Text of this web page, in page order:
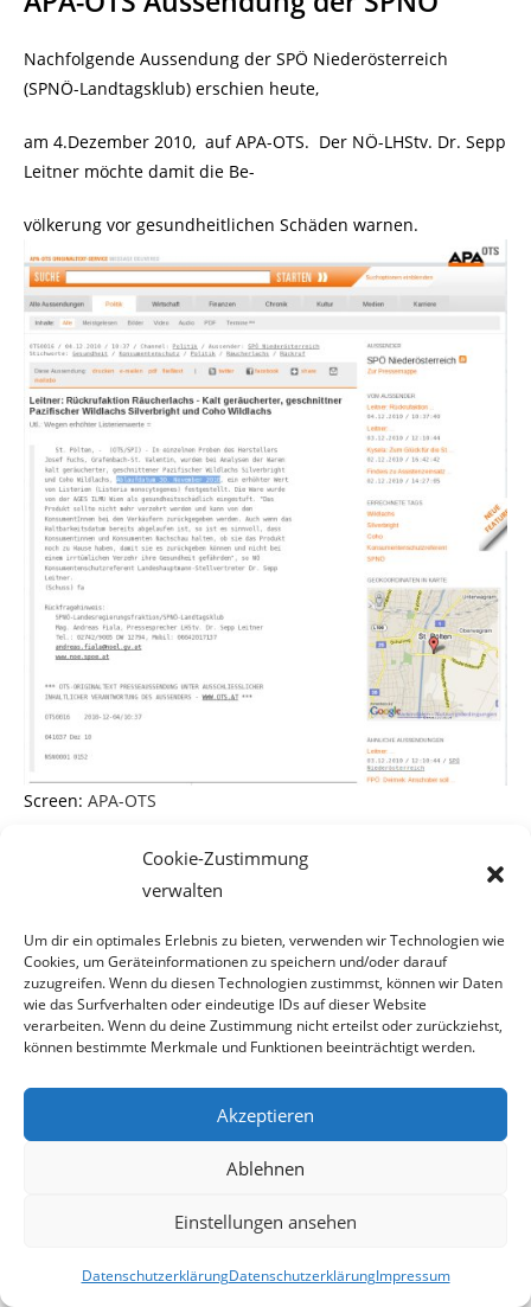
Cookie-Zustimmung
verwalten
Um dir ein optimales Erlebnis zu bieten, verwenden wir Technologien wie
Cookies, um Geräteinformationen zu speichern und/oder darauf
zuzugreifen. Wenn du diesen Technologien zustimmst, können wir Daten
wie das Surfverhalten oder eindeutige IDs auf dieser Website
verarbeiten. Wenn du deine Zustimmung nicht erteilst oder zurückziehst,
können bestimmte Merkmale und Funktionen beeinträchtigt werden.
Akzeptieren
Ablehnen
Einstellungen ansehen
DatenschutzerklärungDatenschutzerklärungImpressum
Nachfolgende Aussendung der SPÖ Niederösterreich
(SPNÖ-Landtagsklub) erschien heute,
am 4.Dezember 2010, auf APA-OTS. Der NÖ-LHStv. Dr. Sepp
Leitner möchte damit die Be-
völkerung vor gesundheitlichen Schäden warnen.
Screen: APA-OTS
Die SPÖ und ihre Erfahrung mit
Ein lobenswertes Vorhaben des NÖ-LHStv. Dr. Sepp Leitner
möchte man meinen, der die
Bevölkerung vor dem Genuss des mit Listerien verseuchten
Wildlaches warnen will. Mit die-
sen Bakterien hat nämlich auch schon der
Gesundheitsminister Alois Stöger (SPÖ) ein-
schlägige Erfahrung gemacht. Der allseits bekannte Käse-